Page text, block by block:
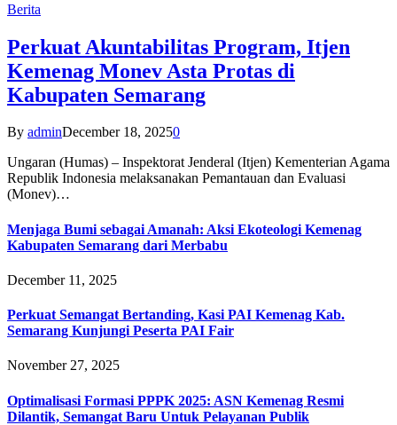
Berita
Perkuat Akuntabilitas Program, Itjen
Kemenag Monev Asta Protas di
Kabupaten Semarang
By adminDecember 18, 20250
Ungaran (Humas) – Inspektorat Jenderal (Itjen) Kementerian Agama
Republik Indonesia melaksanakan Pemantauan dan Evaluasi
(Monev)…
Menjaga Bumi sebagai Amanah: Aksi Ekoteologi Kemenag
Kabupaten Semarang dari Merbabu
December 11, 2025
Perkuat Semangat Bertanding, Kasi PAI Kemenag Kab.
Semarang Kunjungi Peserta PAI Fair
November 27, 2025
Optimalisasi Formasi PPPK 2025: ASN Kemenag Resmi
Dilantik, Semangat Baru Untuk Pelayanan Publik